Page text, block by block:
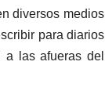
diversos medios
para diarios
las afueras del